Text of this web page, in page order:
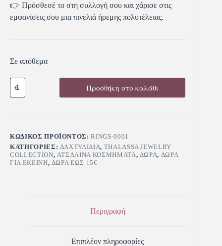
👉 Πρόσθεσέ το στη συλλογή σου και χάρισε στις
εμφανίσεις σου μια πινελιά ήρεμης πολυτέλειας.
Σε απόθεμα
Προσθήκη στο καλάθι
ΚΩΔΙΚΌΣ ΠΡΟΪΌΝΤΟΣ:RINGS-0001
ΚΑΤΗΓΟΡΊΕΣ: ΔΑΧΤΥΛΊΔΙΑ, THALASSA JEWELRY
COLLECTION, ΑΤΣΆΛΙΝΑ ΚΟΣΜΉΜΑΤΑ, ΔΏΡΑ, ΔΏΡΑ
ΓΙΑ ΕΚΕΊΝΗ, ΔΏΡΑ ΈΩΣ 15€
Περιγραφή
Επιπλέον πληροφορίες